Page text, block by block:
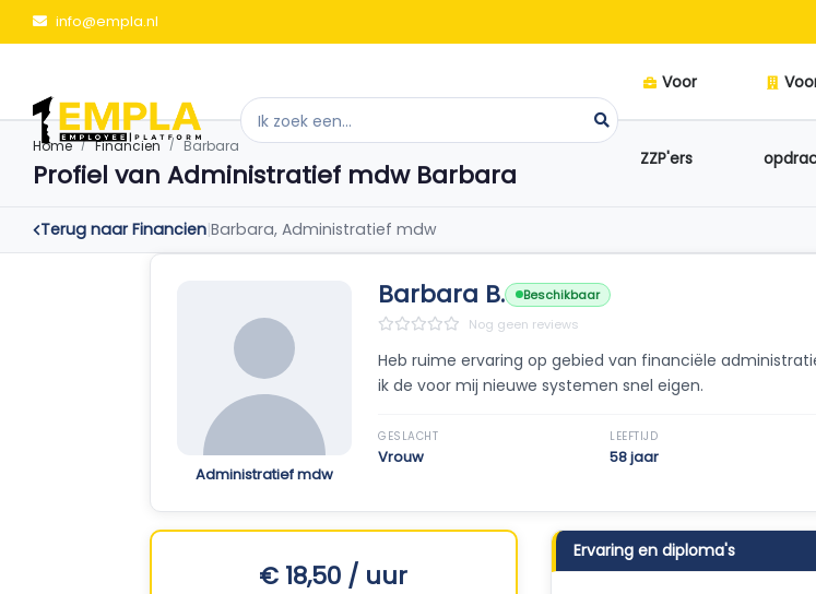
info@empla.nl
Voor
ZZP'ers
Home Financien Barbara
Profiel van Administratief mdw Barbara
Terug naar Financien|Barbara, Administratief mdw
Administratief mdw
Barbara B.
Beschikbaar
Nog geen reviews
Heb ruime ervaring op gebied van financiële
ik de voor mij nieuwe systemen snel eigen.
GESLACHT
Vrouw
LEEFTIJD
58 jaar
€ 18,50 / uur
Ervaring en diploma's